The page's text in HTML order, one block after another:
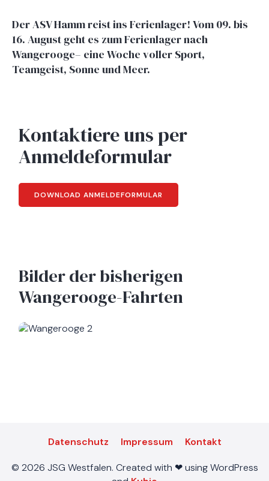
Der ASV Hamm reist ins Ferienlager! Vom 09. bis
16. August geht es zum Ferienlager nach
Wangerooge– eine Woche voller Sport,
Teamgeist, Sonne und Meer.
Kontaktiere uns per
Anmeldeformular
DOWNLOAD ANMELDEFORMULAR
Bilder der bisherigen
Wangerooge-Fahrten
Datenschutz Impressum Kontakt
© 2026 JSG Westfalen. Created with ❤ using WordPress